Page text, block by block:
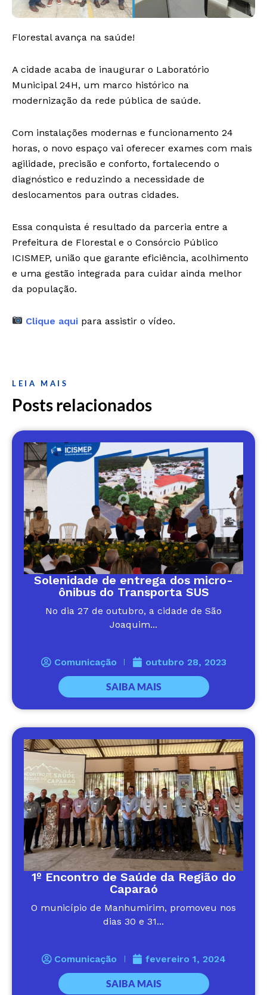
Florestal avança na saúde!
A cidade acaba de inaugurar o Laboratório
Municipal 24H, um marco histórico na
modernização da rede pública de saúde.
Com instalações modernas e funcionamento 24
horas, o novo espaço vai oferecer exames com mais
agilidade, precisão e conforto, fortalecendo o
diagnóstico e reduzindo a necessidade de
deslocamentos para outras cidades.
Essa conquista é resultado da parceria entre a
Prefeitura de Florestal e o Consórcio Público
ICISMEP, união que garante eficiência, acolhimento
e uma gestão integrada para cuidar ainda melhor
da população.
Clique aqui para assistir o vídeo.
LEIA MAIS
Posts relacionados
Solenidade de entrega dos micro-
ônibus do Transporta SUS
No dia 27 de outubro, a cidade de São
Joaquim...
Comunicação outubro 28, 2023
SAIBA MAIS
1º Encontro de Saúde da Região do
Caparaó
O município de Manhumirim, promoveu nos
dias 30 e 31...
Comunicação fevereiro 1, 2024
SAIBA MAIS